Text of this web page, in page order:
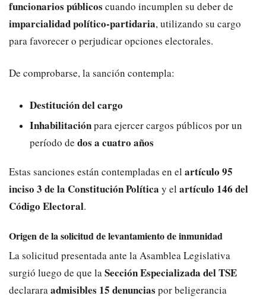
funcionarios públicos cuando incumplen su deber de
imparcialidad político-partidaria, utilizando su cargo
para favorecer o perjudicar opciones electorales.
De comprobarse, la sanción contempla:
Destitución del cargo
Inhabilitaciónpara ejercer cargos públicos por un
período de dos a cuatro años
Estas sanciones están contempladas en el artículo 95
inciso 3 de la Constitución Política y el artículo 146 del
Código Electoral.
Origen de la solicitud de levantamiento de inmunidad
La solicitud presentada ante la Asamblea Legislativa
surgió luego de que laSección Especializada del TSE
declararaadmisibles 15 denuncias por beligerancia